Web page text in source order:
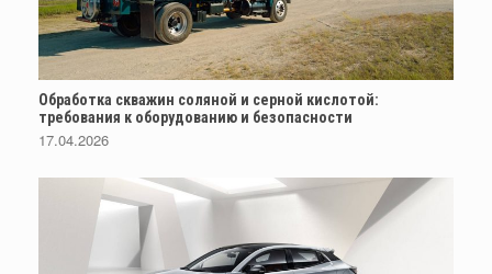
Обработка скважин соляной и серной кислотой:
требования к оборудованию и безопасности
17.04.2026